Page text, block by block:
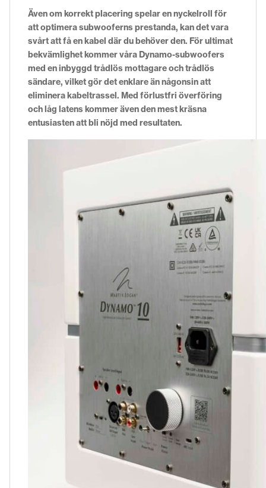
Även om korrekt placering spelar en nyckelroll för
att optimera subwooferns prestanda, kan det vara
svårt att få en kabel där du behöver den. För ultimat
bekvämlighet kommer våra Dynamo-subwoofers
med en inbyggd trådlös mottagare och trådlös
sändare, vilket gör det enklare än någonsin att
eliminera kabeltrassel. Med förlustfri överföring
och låg latens kommer även den mest kräsna
entusiasten att bli nöjd med resultaten.